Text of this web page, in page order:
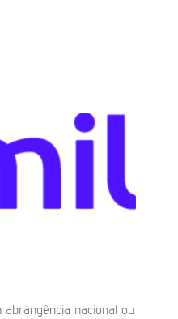
abrangência nacional ou